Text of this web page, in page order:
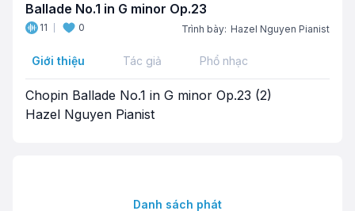
Ballade No.1 in G minor Op.23
11 0 Trình bày: Hazel Nguyen Pianist
Giới thiệu Tác giả Phổ nhạc
Chopin Ballade No.1 in G minor Op.23 (2)
Hazel Nguyen Pianist
Danh sách phát